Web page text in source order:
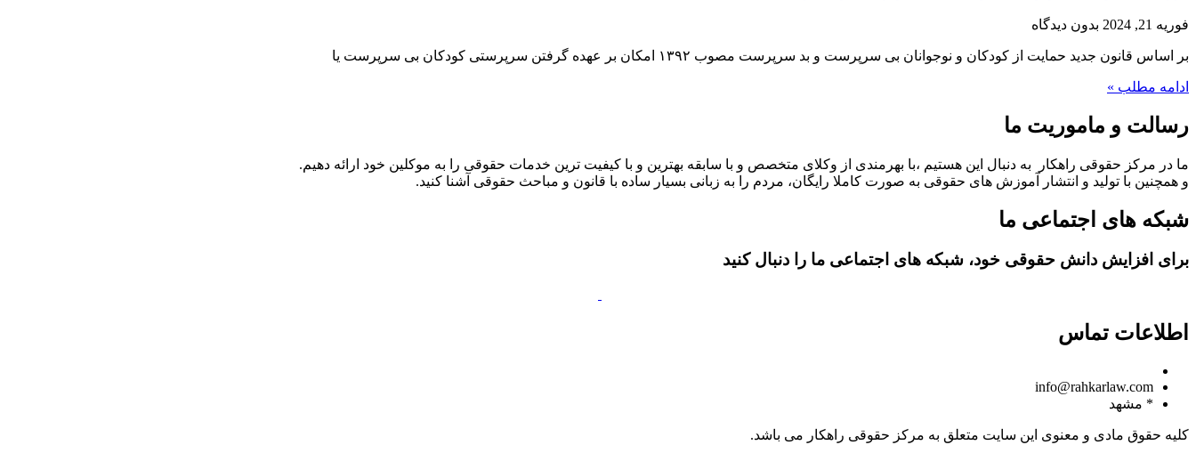
فوریه 21, 2024 بدون دیدگاه
بر اساس قانون جدید حمایت از کودکان و نوجوانان بی‌ سرپرست و بد سرپرست مصوب ۱۳۹۲ امکان بر عهده گرفتن سرپرستی کودکان بی سرپرست یا
ادامه مطلب »
رسالت و ماموریت ما
ما در مرکز حقوقی راهکار به دنبال این هستیم ،با بهرمندی از وکلای متخصص و با سابقه بهترین و با کیفیت ترین خدمات حقوقی را به موکلین خود ارائه دهیم.
و همچنین با تولید و انتشار آموزش های حقوقی به صورت کاملا رایگان، مردم را به زبانی بسیار ساده با قانون و مباحث حقوقی آشنا کنید.
شبکه های اجتماعی ما
برای افزایش دانش حقوقی خود، شبکه های اجتماعی ما را دنبال کنید
اطلاعات تماس
info@rahkarlaw.com
* مشهد
کلیه حقوق مادی و معنوی این سایت متعلق به مرکز حقوقی راهکار می باشد.